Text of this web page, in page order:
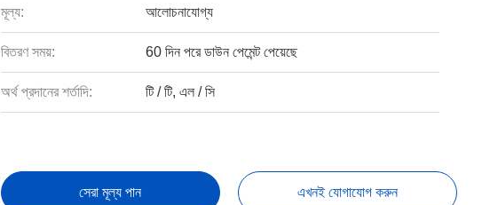
মূল্য: আলোচনাযোগ্য
বিতরণ সময়: 60 দিন পরে ডাউন পেমেন্ট পেয়েছে
অর্থ প্রদানের শর্তাদি: টি / টি, এল / সি
সেরা মূল্য পান এখনই যোগাযোগ করুন